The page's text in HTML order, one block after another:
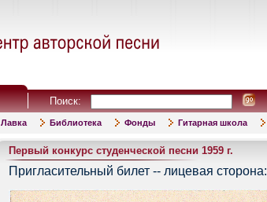
Поиск:
Лавка Библиотека Фонды Гитарная школа
Первый конкурс студенческой песни 1959 г.
Пригласительный билет -- лицевая сторона: